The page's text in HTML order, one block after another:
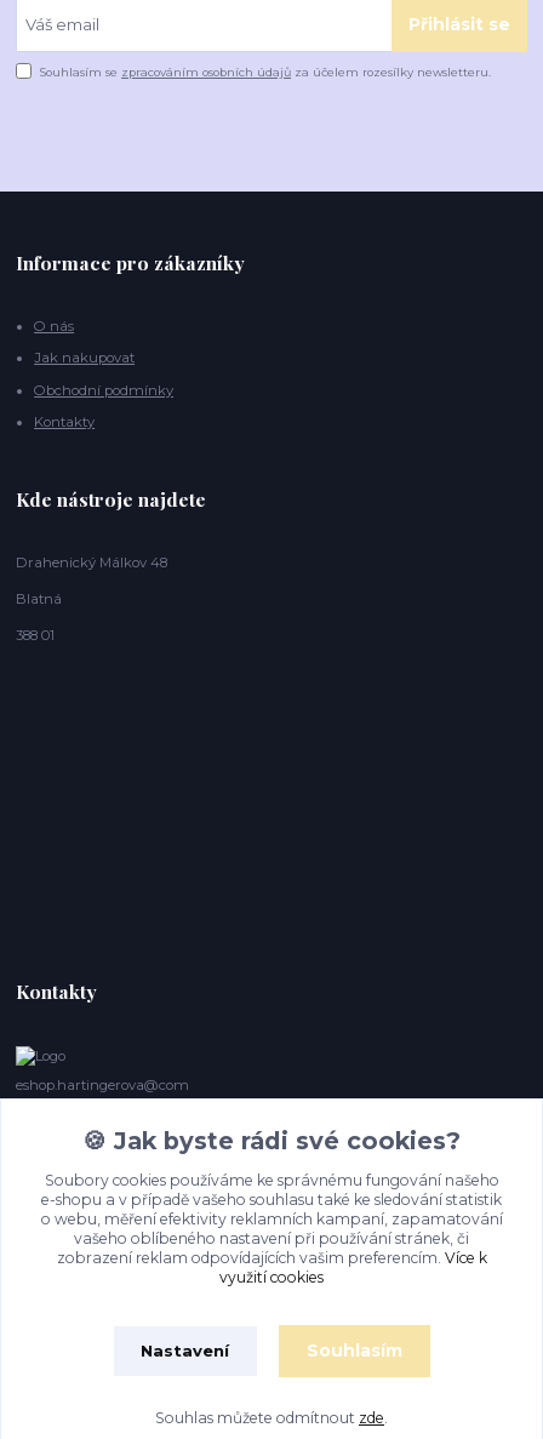
Přihlásit se
Souhlasím se zpracováním osobních údajů za účelem rozesílky newsletteru.
Informace pro zákazníky
O nás
Jak nakupovat
Obchodní podmínky
Kontakty
Kde nástroje najdete
Drahenický Málkov 48
Blatná
388 01
Kontakty
eshop.hartingerova@com
Irena Marie Hartingerová
605132850
(Po-Ne, 9- 20 hod.) Když se nedovoláte, volám zpět
imh@hartingerova.com
Vytvořeno na Eshop-rychle.cz
🍪 Jak byste rádi své cookies?
Soubory cookies používáme ke správnému fungování našeho
e-shopu a v případě vašeho souhlasu také ke sledování statistik
o webu, měření efektivity reklamních kampaní, zapamatování
vašeho oblíbeného nastavení při používání stránek, či
zobrazení reklam odpovídajících vašim preferencím. Více k
využití cookies
Nastavení Souhlasím
Souhlas můžete odmítnout zde